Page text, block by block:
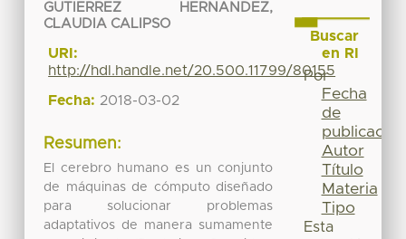
GUTIERREZ HERNANDEZ,
CLAUDIA CALIPSO
URI:
http://hdl.handle.net/20.500.11799/80155
Fecha: 2018-03-02
Resumen:
El cerebro humano es un conjunto
de máquinas de cómputo diseñado
para solucionar problemas
adaptativos de manera sumamente
Buscar
en RI
Por
Fecha
de
publicación
Autor
Título
Materia
Tipo
Esta